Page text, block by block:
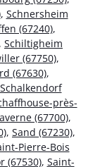
, Schnersheim
(67240),
, Schiltigheim
(67750),
(67630),
Schalkendorf
près-
(67700),
, Sand (67230),
Pierre-Bois
(67530), Saint-